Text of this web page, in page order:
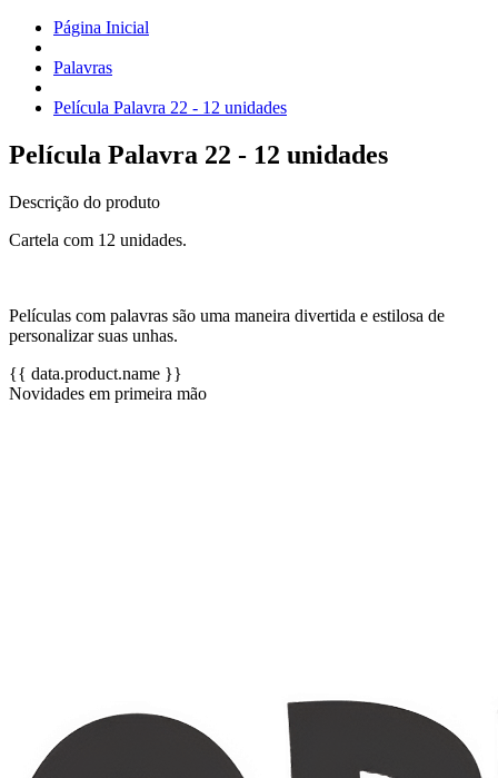
Página Inicial
Palavras
Película Palavra 22 - 12 unidades
Película Palavra 22 - 12 unidades
Descrição do produto
Cartela com 12 unidades.
Películas com palavras são uma maneira divertida e estilosa de
personalizar suas unhas.
{{ data.product.name }}
Novidades em primeira mão